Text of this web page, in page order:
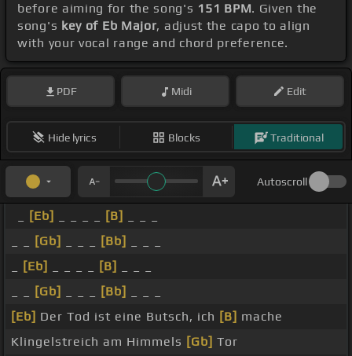
before aiming for the song's 151 BPM. Given the
song's key of Eb Major, adjust the capo to align
with your vocal range and chord preference.
PDF Midi Edit
Hide lyrics Blocks Traditional
Autoscroll
[Eb] [B]
[Gb] [Bb]
[Eb] [B]
[Gb] [Bb]
[Eb] Der Tod ist eine Butsch, ich [B] mache
Klingelstreich am Himmels [Gb] Tor